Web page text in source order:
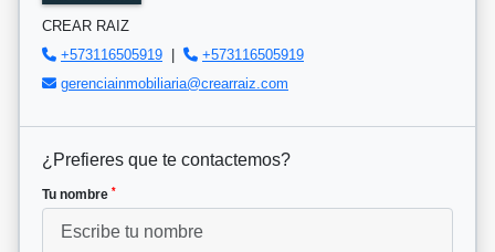
CREAR RAIZ
+573116505919
+573116505919
gerenciainmobiliaria@crearraiz.com
¿Prefieres que te contactemos?
Tu nombre *